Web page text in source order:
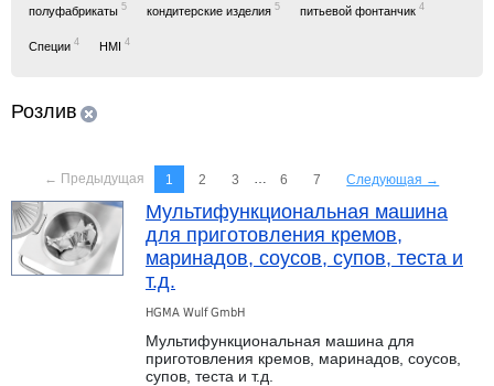
полуфабрикаты 5 кондитерские изделия 5 питьевой фонтанчик 4
Специи 4 HMI 4
Розлив
← Предыдущая 1 2 3 … 6 7 Следующая →
Мультифункциональная машина
для приготовления кремов,
маринадов, соусов, супов, теста и
т.д.
HGMA Wulf GmbH
Мультифункциональная машина для
приготовления кремов, маринадов, соусов,
супов, теста и т.д.